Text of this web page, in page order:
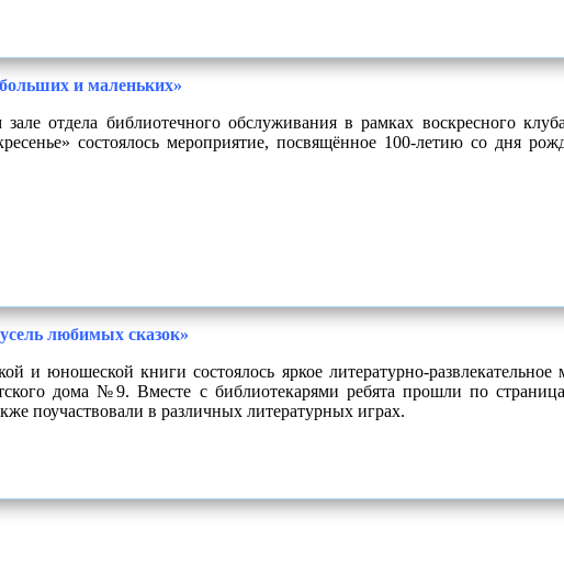
и маленьких»
зале отдела библиотечного обслуживания в рамках воскресного
состоялось мероприятие, посвящённое 100-летию со дня
любимых сказок»
и юношеской книги состоялось яркое литературно-развлекательное
дома №9. Вместе с библиотекарями ребята прошли по
поучаствовали в различных литературных играх.